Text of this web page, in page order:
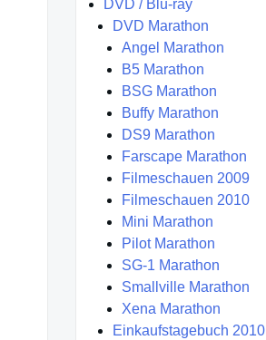
DVD / Blu-ray
DVD Marathon
Angel Marathon
B5 Marathon
BSG Marathon
Buffy Marathon
DS9 Marathon
Farscape Marathon
Filmeschauen 2009
Filmeschauen 2010
Mini Marathon
Pilot Marathon
SG-1 Marathon
Smallville Marathon
Xena Marathon
Einkaufstagebuch 2010